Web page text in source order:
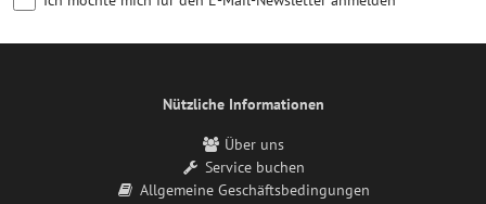
Nützliche Informationen
Über uns
Service buchen
Allgemeine Geschäftsbedingungen